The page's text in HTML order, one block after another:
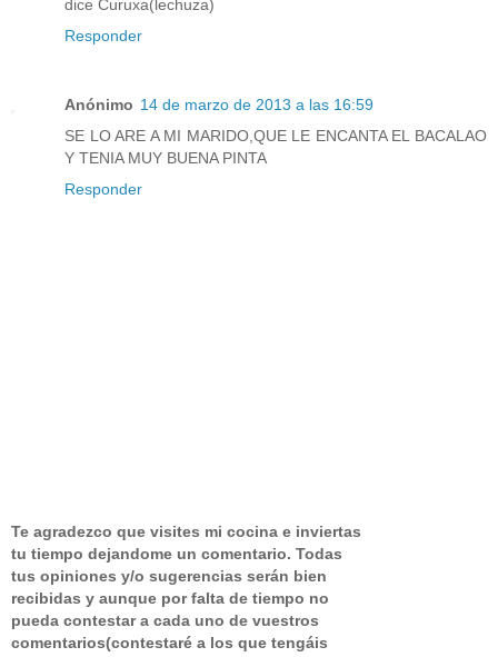
dice Curuxa(lechuza)
Responder
Anónimo 14 de marzo de 2013 a las 16:59
SE LO ARE A MI MARIDO,QUE LE ENCANTA EL BACALAO
Y TENIA MUY BUENA PINTA
Responder
Te agradezco que visites mi cocina e inviertas
tu tiempo dejandome un comentario. Todas
tus opiniones y/o sugerencias serán bien
recibidas y aunque por falta de tiempo no
pueda contestar a cada uno de vuestros
comentarios(contestaré a los que tengáis